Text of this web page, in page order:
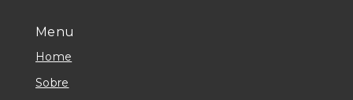
Menu
Home
Sobre